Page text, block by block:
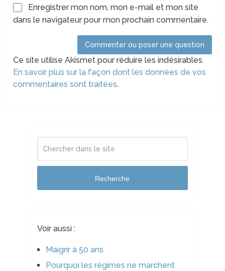
Enregistrer mon nom, mon e-mail et mon site
dans le navigateur pour mon prochain commentaire.
Ce site utilise Akismet pour réduire les indésirables.
En savoir plus sur la façon dont les données de vos
commentaires sont traitées.
Recherche
Voir aussi :
Maigrir à 50 ans
Pourquoi les régimes ne marchent